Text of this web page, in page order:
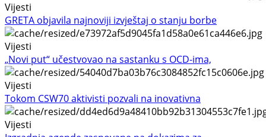
Vijesti
GRETA objavila najnoviji izvještaj o stanju borbe
Vijesti
„Novi put“ učestvovao na sastanku s OCD-ima,
Vijesti
Tokom CSW70 aktivisti pozvali na inovativna
Vijesti